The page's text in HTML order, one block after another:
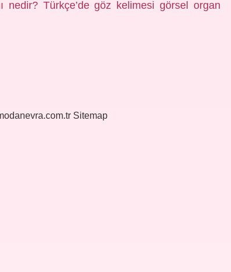
nedir? Türkçe’de göz kelimesi görsel organ
Sitemap